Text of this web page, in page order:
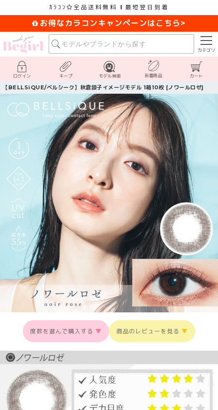
ｶﾗｺﾝ 全品送料無料 最短翌日到着
お得なカラコンキャンペーンはこちら>
カテゴリ
ログイン キープ モデル検索 新着商品 カート
【BELLSiQUE/ベルシーク】秋倉諒子イメージモデル 1箱10枚 [ノワールロゼ]
度数を選んで購入する ▼ 商品のレビューを見る ▼